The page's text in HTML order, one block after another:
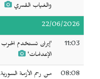
والغياب القسري
22/06/2026
11:03
'إيران تستخدم الحرب
الإعدامات'
08:08
من رحم الأزمة